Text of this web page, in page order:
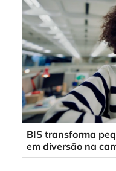
BIS transforma
em diversão na